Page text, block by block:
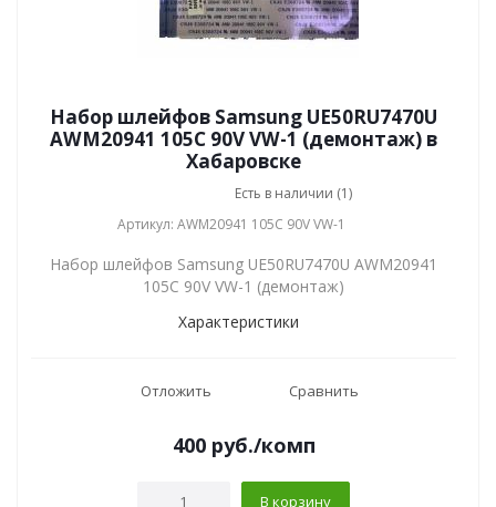
Набор шлейфов Samsung UE50RU7470U
AWM20941 105C 90V VW-1 (демонтаж) в
Хабаровске
Есть в наличии (1)
Артикул: AWM20941 105C 90V VW-1
Набор шлейфов Samsung UE50RU7470U AWM20941
105C 90V VW-1 (демонтаж)
Характеристики
Отложить Сравнить
400 руб./комп
В корзину